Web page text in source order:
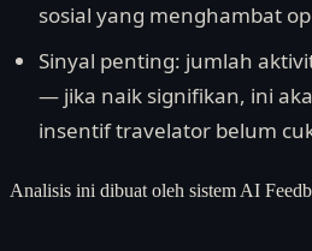
sosial yang menghambat
Sinyal penting: jumlah
— jika naik signifikan, ini
insentif travelator belum
Analisis ini dibuat oleh sistem AI